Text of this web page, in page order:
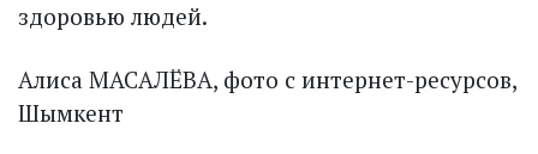
здоровью людей.
Алиса МАСАЛЁВА, фото с интернет-ресурсов,
Шымкент